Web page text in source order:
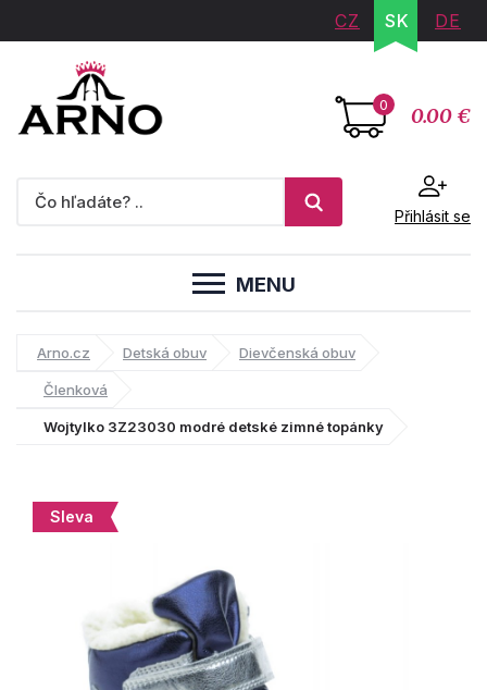
CZ SK DE
0 0.00 €
Přihlásit se
MENU
Arno.cz Detská obuv Dievčenská obuv
Členková
Wojtylko 3Z23030 modré detské zimné topánky
Sleva